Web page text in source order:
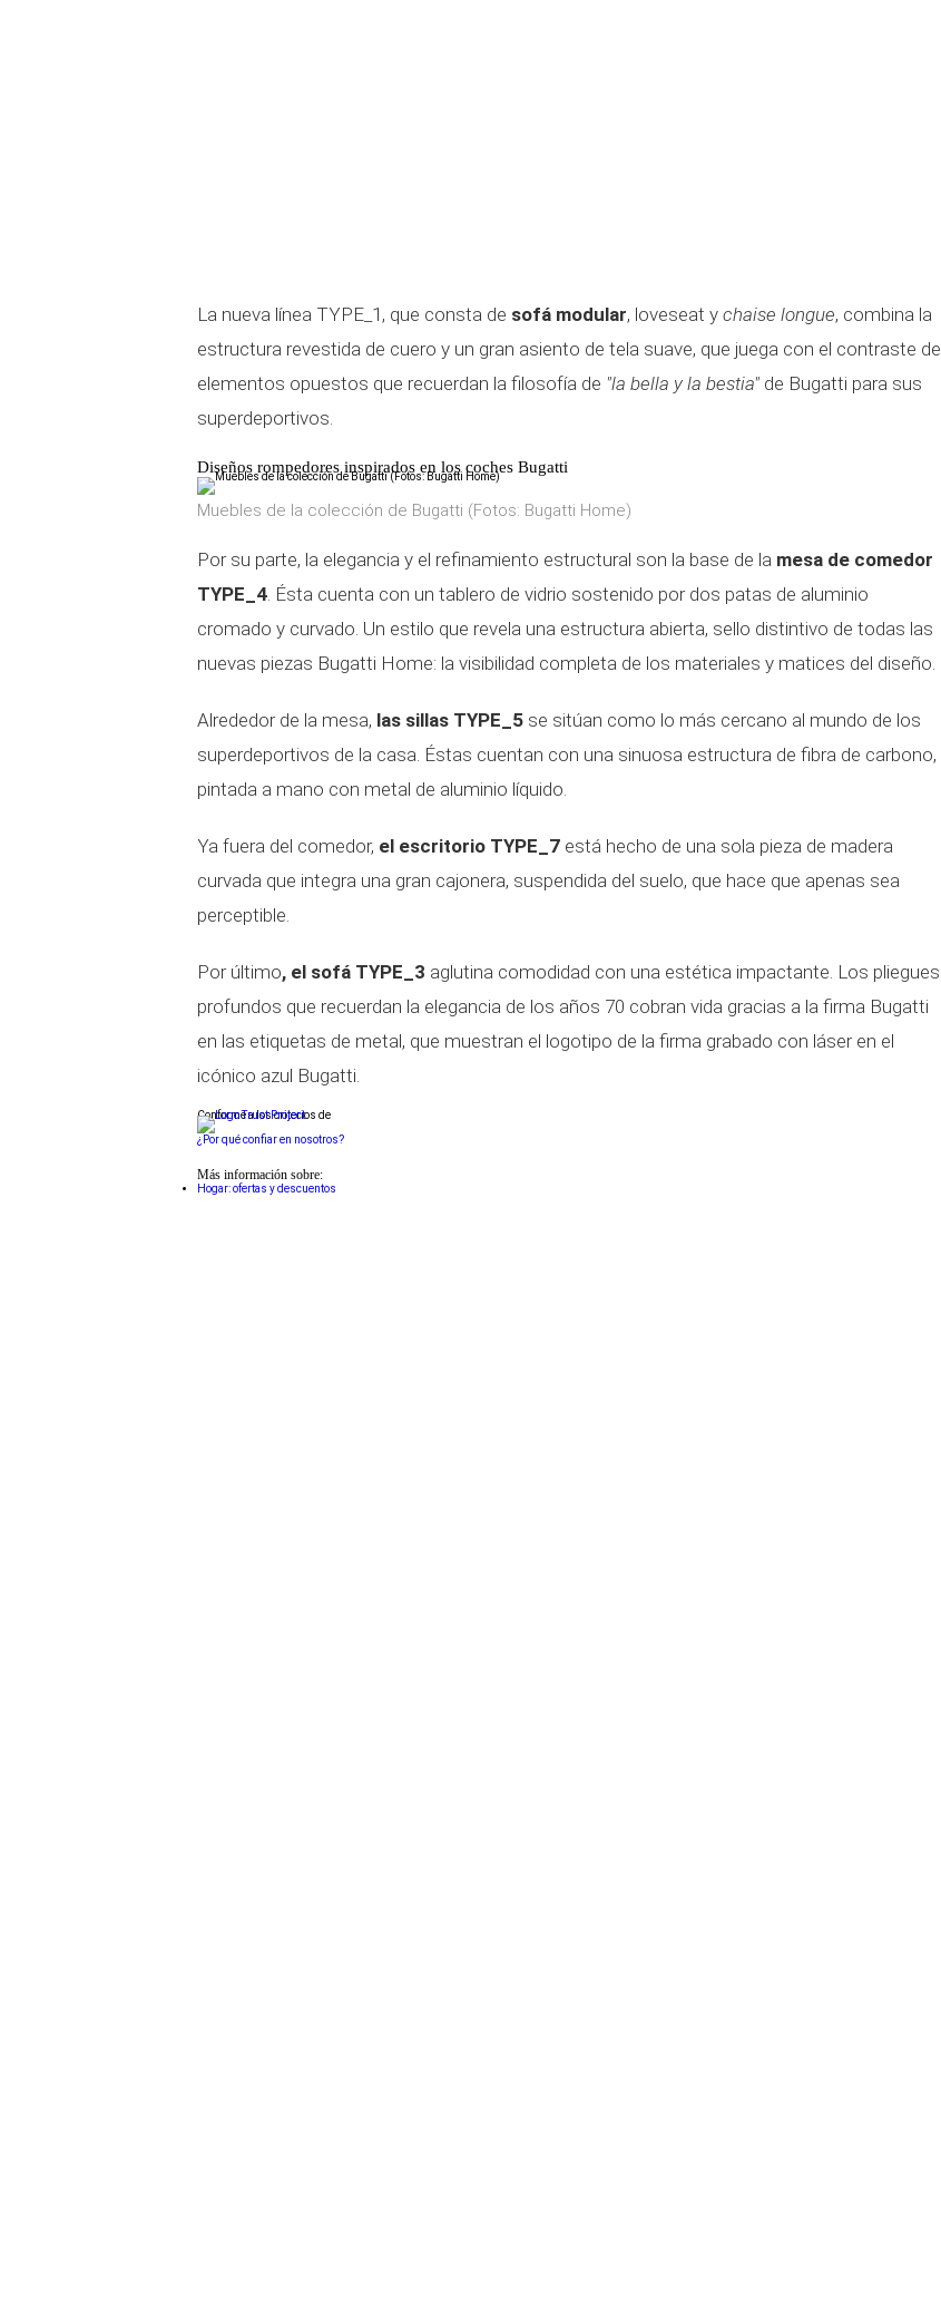
La nueva línea TYPE_1, que consta de sofá modular, loveseat y chaise longue, combina la
estructura revestida de cuero y un gran asiento de tela suave, que juega con el contraste de
elementos opuestos que recuerdan la filosofía de "la bella y la bestia" de Bugatti para sus
superdeportivos.
Diseños rompedores inspirados en los coches Bugatti
Muebles de la colección de Bugatti (Fotos: Bugatti Home)
Por su parte, la elegancia y el refinamiento estructural son la base de la mesa de comedor
TYPE_4. Ésta cuenta con un tablero de vidrio sostenido por dos patas de aluminio
cromado y curvado. Un estilo que revela una estructura abierta, sello distintivo de todas las
nuevas piezas Bugatti Home: la visibilidad completa de los materiales y matices del diseño.
Alrededor de la mesa, las sillas TYPE_5 se sitúan como lo más cercano al mundo de los
superdeportivos de la casa. Éstas cuentan con una sinuosa estructura de fibra de carbono,
pintada a mano con metal de aluminio líquido.
Ya fuera del comedor, el escritorio TYPE_7 está hecho de una sola pieza de madera
curvada que integra una gran cajonera, suspendida del suelo, que hace que apenas sea
perceptible.
Por último, el sofá TYPE_3 aglutina comodidad con una estética impactante. Los pliegues
profundos que recuerdan la elegancia de los años 70 cobran vida gracias a la firma Bugatti
en las etiquetas de metal, que muestran el logotipo de la firma grabado con láser en el
icónico azul Bugatti.
Conforme a los criterios de
¿Por qué confiar en nosotros?
Más información sobre:
Hogar: ofertas y descuentos